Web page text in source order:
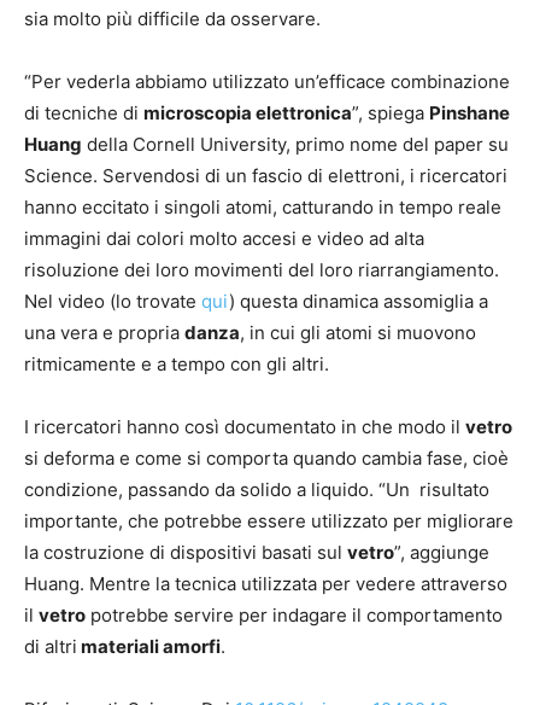
sia molto più difficile da osservare.
“Per vederla abbiamo utilizzato un’efficace combinazione
di tecniche di microscopia elettronica”, spiega Pinshane
Huang della Cornell University, primo nome del paper su
Science. Servendosi di un fascio di elettroni, i ricercatori
hanno eccitato i singoli atomi, catturando in tempo reale
immagini dai colori molto accesi e video ad alta
risoluzione dei loro movimenti del loro riarrangiamento.
Nel video (lo trovate qui) questa dinamica assomiglia a
una vera e propria danza, in cui gli atomi si muovono
ritmicamente e a tempo con gli altri.
I ricercatori hanno così documentato in che modo il vetro
si deforma e come si comporta quando cambia fase, cioè
condizione, passando da solido a liquido. “Un risultato
importante, che potrebbe essere utilizzato per migliorare
la costruzione di dispositivi basati sul vetro”, aggiunge
Huang. Mentre la tecnica utilizzata per vedere attraverso
il vetro potrebbe servire per indagare il comportamento
di altri materiali amorfi.